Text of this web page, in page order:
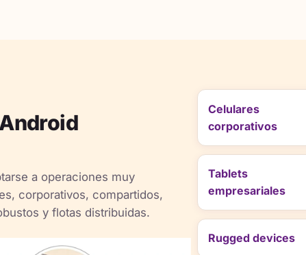
a operaciones muy
corporativos, compartidos,
y flotas distribuidas.
Celulares
corporativos
Tablets
empresariales
Rugged devices